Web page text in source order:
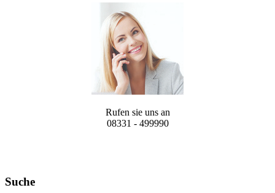
Rufen sie uns an
08331 - 499990
Suche